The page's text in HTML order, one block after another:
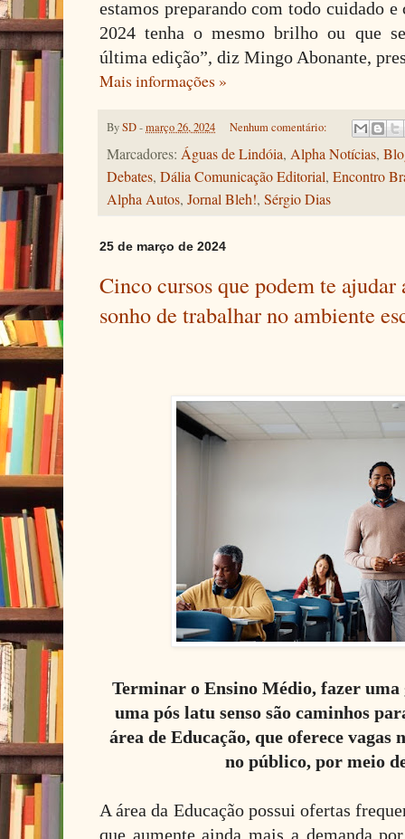
estamos preparando com todo cuidado
2024 tenha o mesmo brilho ou que
última edição”, diz Mingo Abonante,
Mais informações »
BySD-março 26, 2024 Nenhum comentário:
Marcadores: Águas de Lindóia, Alpha Notícias,
Debates, Dália Comunicação Editorial, Encontro
Alpha Autos, Jornal Bleh!, Sérgio Dias
25 de março de 2024
Cinco cursos que podem te
sonho de trabalhar no ambiente
Terminar o Ensino Médio, fazer
uma pós latu senso são caminhos
área de Educação, que oferece
no público, por meio
A área da Educação possui ofertas
que aumente ainda mais a demanda